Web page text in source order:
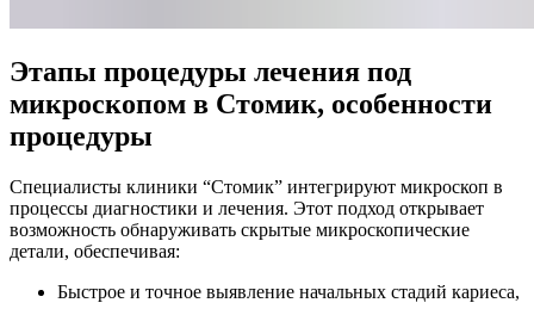
Этапы процедуры лечения под
микроскопом в Стомик, особенности
процедуры
Специалисты клиники “Стомик” интегрируют микроскоп в
процессы диагностики и лечения. Этот подход открывает
возможность обнаруживать скрытые микроскопические
детали, обеспечивая:
Быстрое и точное выявление начальных стадий кариеса,